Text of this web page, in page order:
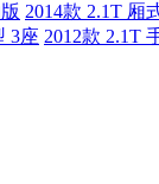
2014款 2.1T 厢
3座 2012款 2.1T